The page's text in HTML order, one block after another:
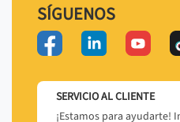
SÍGUENOS
SERVICIO AL CLIENTE
¡Estamos para ayudarte!